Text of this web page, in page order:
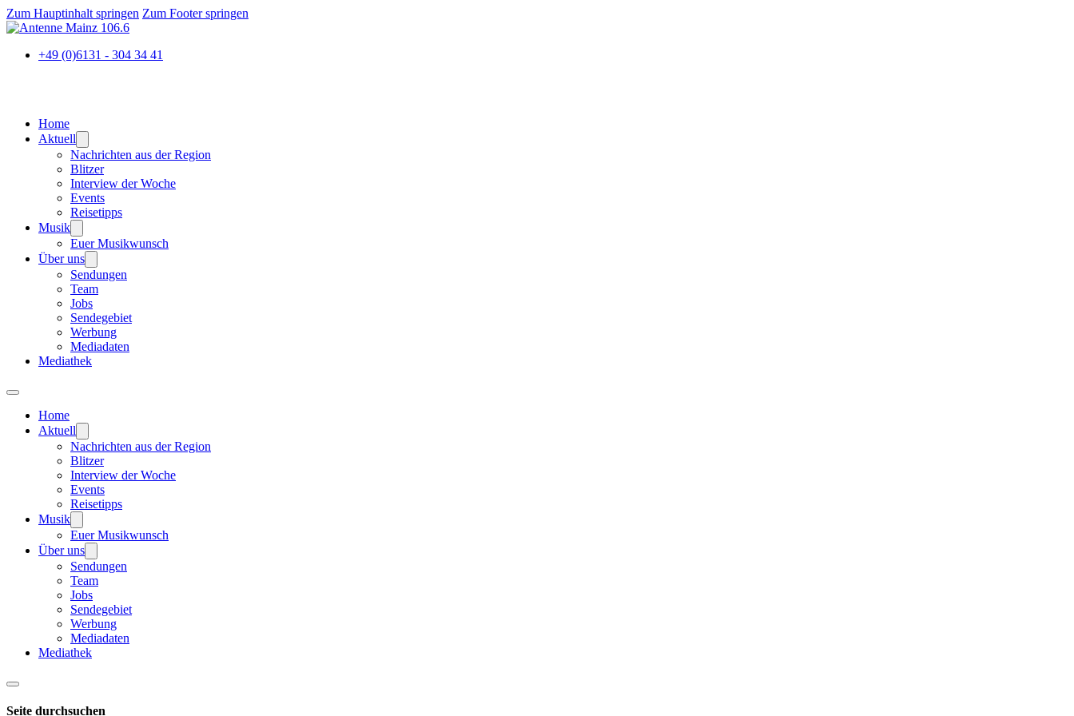
Zum Hauptinhalt springen Zum Footer springen
+49 (0)6131 - 304 34 41
Home
Aktuell
Nachrichten aus der Region
Blitzer
Interview der Woche
Events
Reisetipps
Musik
Euer Musikwunsch
Über uns
Sendungen
Team
Jobs
Sendegebiet
Werbung
Mediadaten
Mediathek
Home
Aktuell
Nachrichten aus der Region
Blitzer
Interview der Woche
Events
Reisetipps
Musik
Euer Musikwunsch
Über uns
Sendungen
Team
Jobs
Sendegebiet
Werbung
Mediadaten
Mediathek
Seite durchsuchen